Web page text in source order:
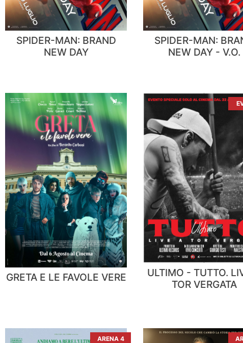
SPIDER-MAN: BRAND
NEW DAY
SPIDER-MAN:
NEW DAY - V.O.
GRETA E LE FAVOLE VERE
ULTIMO - TUTTO.
TOR VERGATA
ARENA 4